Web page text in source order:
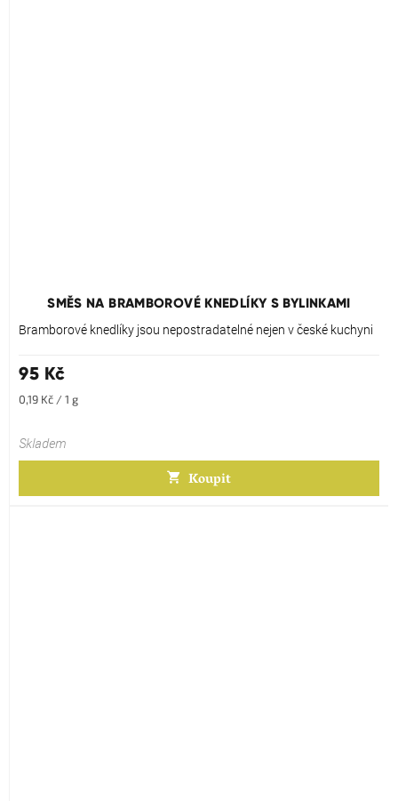
SMĚS NA BRAMBOROVÉ KNEDLÍKY S BYLINKAMI
produktu
5,0
5
hvězdiček.
Bramborové knedlíky jsou nepostradatelné nejen v české kuchyni
95 Kč
Měrná
0,19 Kč / 1 g
Skladem
Koupit